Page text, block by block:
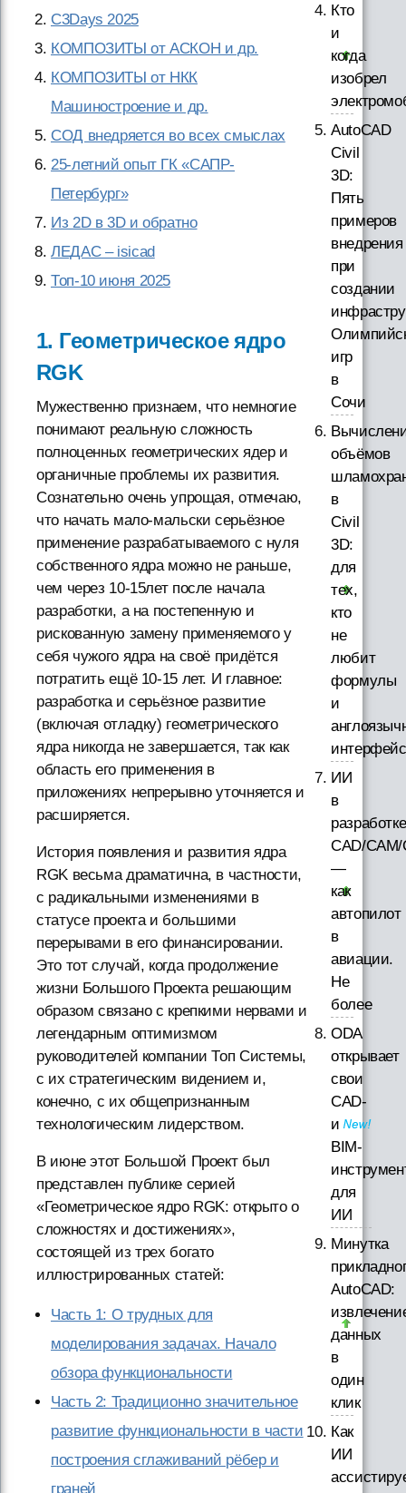
C3Days 2025
КОМПОЗИТЫ от АСКОН и др.
КОМПОЗИТЫ от НКК
Машиностроение и др.
СОД внедряется во всех смыслах
25-летний опыт ГК «САПР-
Петербург»
Из 2D в 3D и обратно
ЛЕДАС – isicad
Топ-10 июня 2025
1. Геометрическое ядро
RGK
Мужественно признаем, что немногие
понимают реальную сложность
полноценных геометрических ядер и
органичные проблемы их развития.
Сознательно очень упрощая, отмечаю,
что начать мало-мальски серьёзное
применение разрабатываемого с нуля
собственного ядра можно не раньше,
чем через 10-15лет после начала
разработки, а на постепенную и
рискованную замену применяемого у
себя чужого ядра на своё придётся
потратить ещё 10-15 лет. И главное:
разработка и серьёзное развитие
(включая отладку) геометрического
ядра никогда не завершается, так как
область его применения в
приложениях непрерывно уточняется и
расширяется.
История появления и развития ядра
RGK весьма драматична, в частности,
с радикальными изменениями в
статусе проекта и большими
перерывами в его финансировании.
Это тот случай, когда продолжение
жизни Большого Проекта решающим
образом связано с крепкими нервами и
легендарным оптимизмом
руководителей компании Топ Системы,
с их стратегическим видением и,
конечно, с их общепризнанным
технологическим лидерством.
В июне этот Большой Проект был
представлен публике серией
«Геометрическое ядро RGK: открыто о
сложностях и достижениях»,
состоящей из трех богато
иллюстрированных статей:
Часть 1: О трудных для
моделирования задачах. Начало
обзора функциональности
Часть 2: Традиционно значительное
развитие функциональности в части
построения сглаживаний рёбер и
граней
Кто
и
когда
изобрел
AutoCAD
Civil
3D:
Пять
примеров
внедрения
при
создании
игр
в
Сочи
объёмов
в
Civil
3D:
для
тех,
кто
не
любит
формулы
и
ИИ
в
разработке
CAD/
—
как
автопилот
в
авиации.
Не
более
ODA
открывает
свои
CAD-
и
BIM-
для
ИИ
Минутка
AutoCAD:
данных
в
один
клик
Как
ИИ